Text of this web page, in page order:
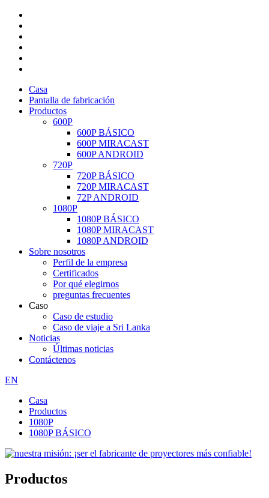
Casa
Pantalla de fabricación
Productos
600P
600P BÁSICO
600P MIRACAST
600P ANDROID
720P
720P BÁSICO
720P MIRACAST
72P ANDROID
1080P
1080P BÁSICO
1080P MIRACAST
1080P ANDROID
Sobre nosotros
Perfil de la empresa
Certificados
Por qué elegirnos
preguntas frecuentes
Caso
Caso de estudio
Caso de viaje a Sri Lanka
Noticias
Últimas noticias
Contáctenos
EN
Casa
Productos
1080P
1080P BÁSICO
Productos